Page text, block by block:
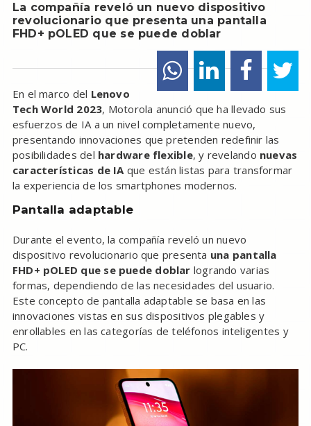
La compañía reveló un nuevo dispositivo
revolucionario que presenta una pantalla
FHD+ pOLED que se puede doblar
En el marco del Lenovo
Tech World 2023, Motorola anunció que ha llevado sus
esfuerzos de IA a un nivel completamente nuevo,
presentando innovaciones que pretenden redefinir las
posibilidades del hardware flexible, y revelando nuevas
características de IAque están listas para transformar
la experiencia de los smartphones modernos.
Pantalla adaptable
Durante el evento, la compañía reveló un nuevo
dispositivo revolucionario que presenta una pantalla
FHD+ pOLED que se puede doblar logrando varias
formas, dependiendo de las necesidades del usuario.
Este concepto de pantalla adaptable se basa en las
innovaciones vistas en sus dispositivos plegables y
enrollables en las categorías de teléfonos inteligentes y
PC.